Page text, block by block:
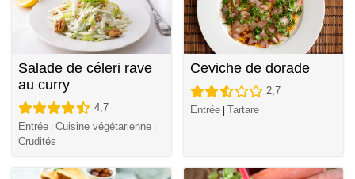
Salade de céleri rave
au curry
4,7
Entrée Cuisine végétarienne
Crudités
Ceviche de dorade
2,7
Entrée Tartare